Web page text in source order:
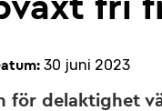
fri
30 juni 2023
för delaktighet